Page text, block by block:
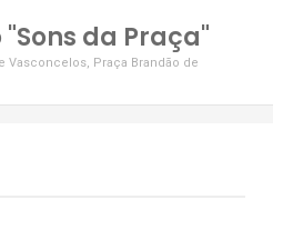
da Praça"
Vasconcelos, Praça Brandão de